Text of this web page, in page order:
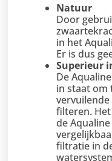
Natuur
Door
in het
Er is dus
Superieur
De
in staat om
filteren.
de
filtratie in